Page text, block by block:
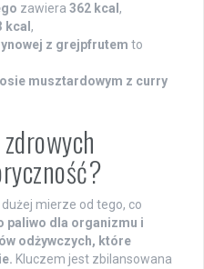
zawiera 362 kcal ,
kcal ,
z grejpfrutem to
musztardowym z curry
mierze od tego, co
paliwo dla organizmu i
odżywczych, które
Kluczem jest zbilansowana